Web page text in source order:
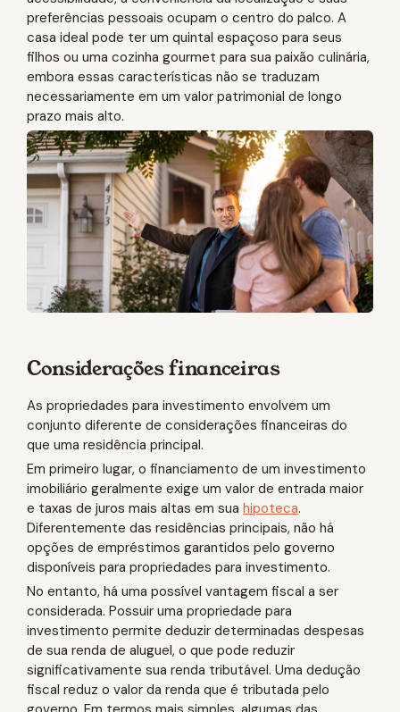
preferências pessoais ocupam o centro do palco. A
casa ideal pode ter um quintal espaçoso para seus
filhos ou uma cozinha gourmet para sua paixão culinária,
embora essas características não se traduzam
necessariamente em um valor patrimonial de longo
prazo mais alto.
Considerações financeiras
As propriedades para investimento envolvem um
conjunto diferente de considerações financeiras do
que uma residência principal.
Em primeiro lugar, o financiamento de um investimento
imobiliário geralmente exige um valor de entrada maior
e taxas de juros mais altas em sua hipoteca.
Diferentemente das residências principais, não há
opções de empréstimos garantidos pelo governo
disponíveis para propriedades para investimento.
No entanto, há uma possível vantagem fiscal a ser
considerada. Possuir uma propriedade para
investimento permite deduzir determinadas despesas
de sua renda de aluguel, o que pode reduzir
significativamente sua renda tributável. Uma dedução
fiscal reduz o valor da renda que é tributada pelo